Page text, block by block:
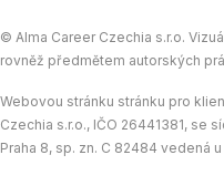
© Alma Career Czechia s.r.o.
rovněž předmětem autorských
Webovou stránku stránku pro
Czechia s.r.o., IČO 26441381, se
Praha 8, sp. zn. C 82484 vedená